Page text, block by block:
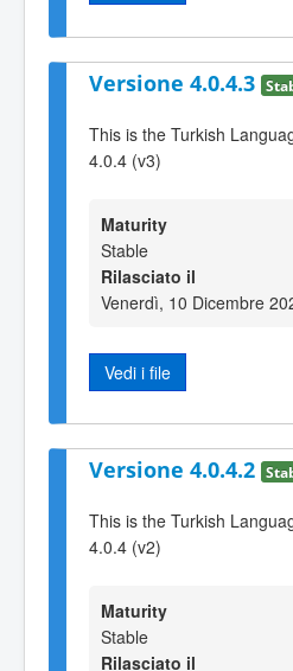
Versione 4.0.4.3
This is the Turkish
4.0.4 (v3)
Maturity
Stable
Rilasciato il
Venerdì, 10 Dicembre
Vedi i file
Versione 4.0.4.2
This is the Turkish
4.0.4 (v2)
Maturity
Stable
Rilasciato il